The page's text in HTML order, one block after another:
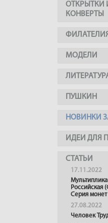
ОТКРЫТКИ
КОНВЕРТЫ
МОДЕЛИ
ПУШКИН
НОВИНКИ
ИДЕИ ДЛЯ
СТАТЬИ
17.11.2022
Российская
Серия монет
27.08.2022
Человек